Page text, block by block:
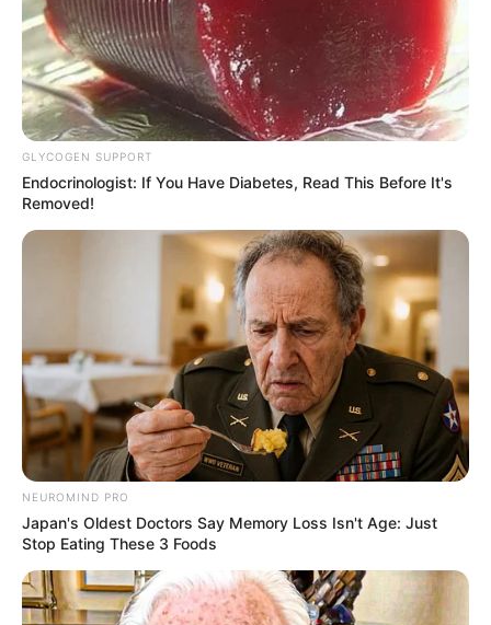
GLYCOGEN SUPPORT
Endocrinologist: If You Have Diabetes, Read This Before It's
Removed!
NEUROMIND PRO
Japan's Oldest Doctors Say Memory Loss Isn't Age: Just
Stop Eating These 3 Foods